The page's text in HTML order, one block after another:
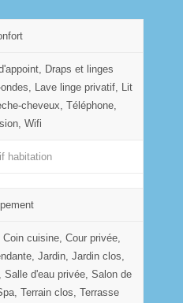
Draps et linges
Lave linge privatif, Lit
cheveux, Téléphone,
Wifi
habitation
cuisine, Cour privée,
Jardin, Jardin clos,
d'eau privée, Salon de
Terrain clos, Terrasse